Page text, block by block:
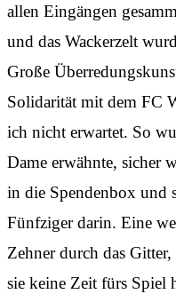
allen Eingängen
und das Wackerzelt
Große
Solidarität mit dem FC
ich nicht erwartet. So
Dame erwähnte, sicher
in die Spendenbox und
Fünfziger darin. Eine
Zehner durch das
sie keine Zeit fürs Spiel